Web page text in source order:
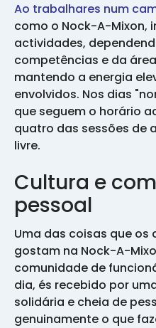
Ao trabalhares num
como o Nock-A-Mixon,
actividades,
competências e da
mantendo a energia
envolvidos. Nos dias
que seguem o horário
quatro das sessões de
livre.
Cultura e
pessoal
Uma das coisas que os
gostam na Nock-A-
comunidade de
dia, és recebido por
solidária e cheia de
genuinamente o que